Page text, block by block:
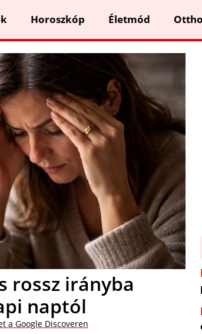
Horoszkóp Életmód
rossz irányba
naptól
a Google Discoveren